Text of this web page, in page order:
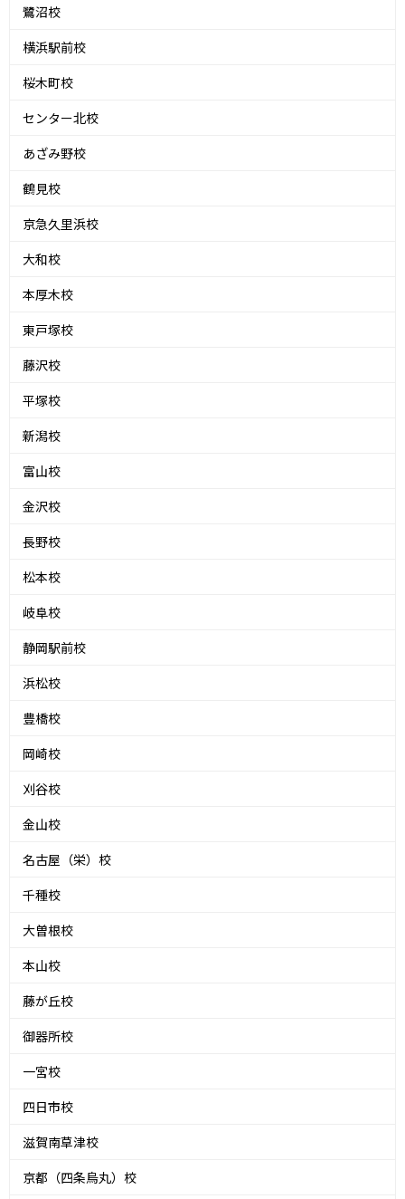
鷺沼校
横浜駅前校
桜木町校
センター北校
あざみ野校
鶴見校
京急久里浜校
大和校
本厚木校
東戸塚校
藤沢校
平塚校
新潟校
富山校
金沢校
長野校
松本校
岐阜校
静岡駅前校
浜松校
豊橋校
岡崎校
刈谷校
金山校
名古屋（栄）校
千種校
大曽根校
本山校
藤が丘校
御器所校
一宮校
四日市校
滋賀南草津校
京都（四条烏丸）校